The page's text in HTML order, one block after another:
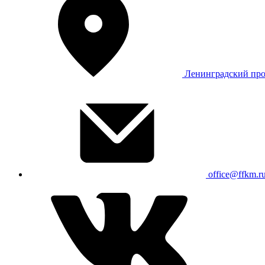
Ленинградский
office@ffkm.ru